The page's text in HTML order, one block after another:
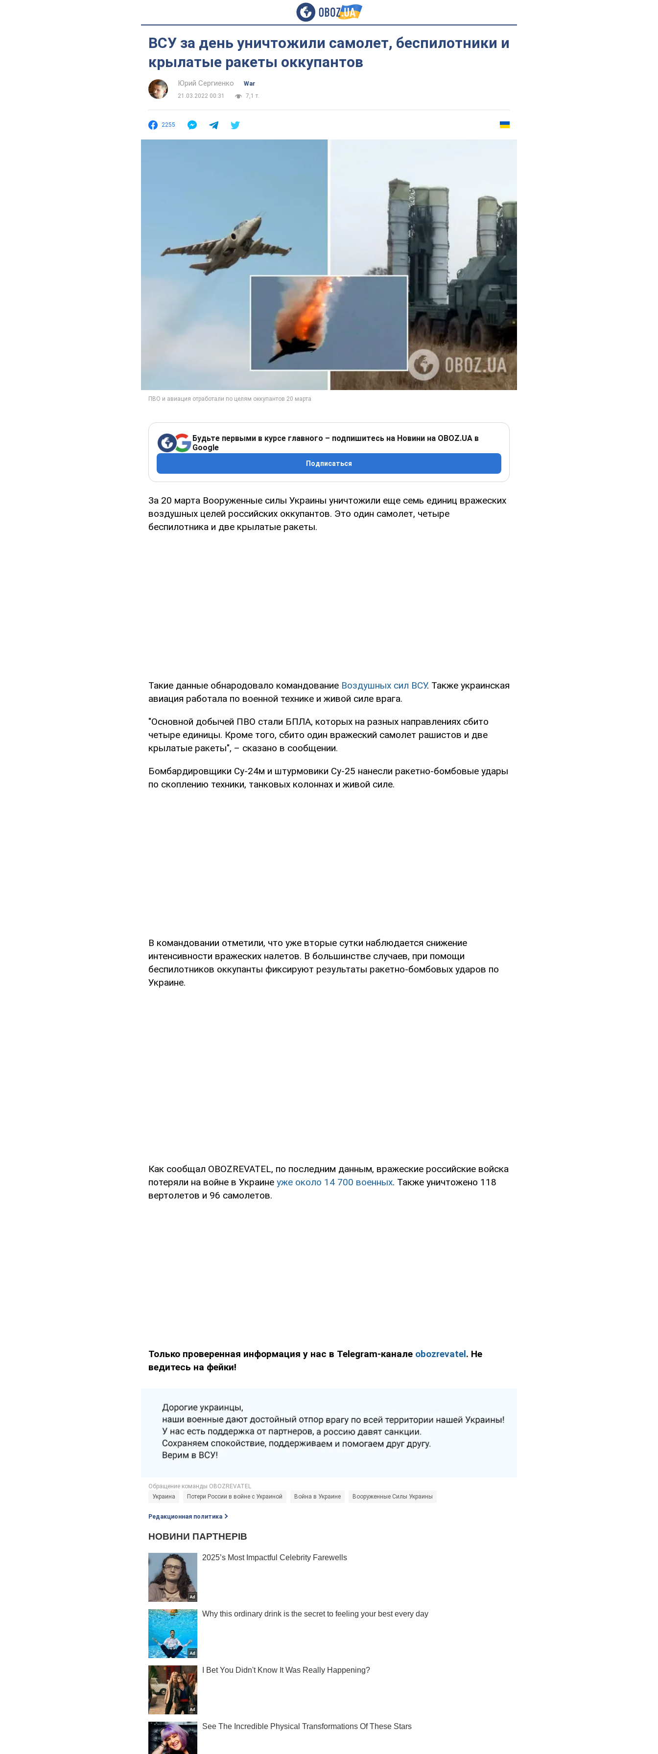
ВСУ за день уничтожили самолет, беспилотники и
крылатые ракеты оккупантов
Юрий Сергиенко
War
21.03.2022 00:31
7,1 т.
2255
Будьте первыми в курсе главного – подпишитесь на Новини на OBOZ.UA в
Google
Подписаться
За 20 марта Вооруженные силы Украины уничтожили еще семь единиц вражеских
воздушных целей российских оккупантов. Это один самолет, четыре
беспилотника и две крылатые ракеты.
Такие данные обнародовало командование Воздушных сил ВСУ. Также украинская
авиация работала по военной технике и живой силе врага.
"Основной добычей ПВО стали БПЛА, которых на разных направлениях сбито
четыре единицы. Кроме того, сбито один вражеский самолет рашистов и две
крылатые ракеты", – сказано в сообщении.
Бомбардировщики Су-24м и штурмовики Су-25 нанесли ракетно-бомбовые удары
по скоплению техники, танковых колоннах и живой силе.
В командовании отметили, что уже вторые сутки наблюдается снижение
интенсивности вражеских налетов. В большинстве случаев, при помощи
беспилотников оккупанты фиксируют результаты ракетно-бомбовых ударов по
Украине.
Как сообщал OBOZREVATEL, по последним данным, вражеские российские войска
потеряли на войне в Украине уже около 14 700 военных. Также уничтожено 118
вертолетов и 96 самолетов.
Только проверенная информация у нас в Telegram-канале obozrevatel. Не
ведитесь на фейки!
Украина Потери России в войне с Украиной Война в Украине Вооруженные Силы Украины
Редакционная политика